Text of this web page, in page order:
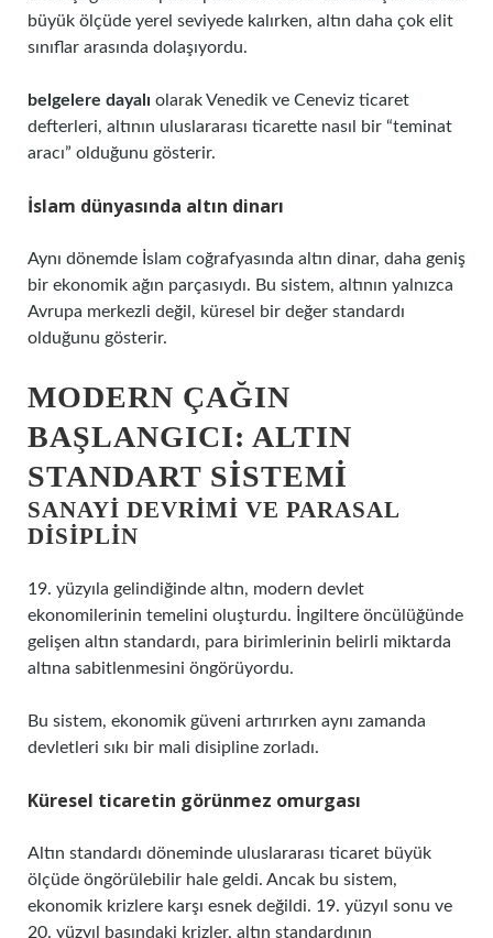
büyük ölçüde yerel seviyede kalırken, altın daha çok elit
sınıflar arasında dolaşıyordu.
belgelere dayalı olarak Venedik ve Ceneviz ticaret
defterleri, altının uluslararası ticarette nasıl bir “teminat
aracı” olduğunu gösterir.
İslam dünyasında altın dinarı
Aynı dönemde İslam coğrafyasında altın dinar, daha geniş
bir ekonomik ağın parçasıydı. Bu sistem, altının yalnızca
Avrupa merkezli değil, küresel bir değer standardı
olduğunu gösterir.
MODERN ÇAĞIN
BAŞLANGICI: ALTIN
STANDART SISTEMI
SANAYI DEVRIMI VE PARASAL
DISIPLIN
19. yüzyıla gelindiğinde altın, modern devlet
ekonomilerinin temelini oluşturdu. İngiltere öncülüğünde
gelişen altın standardı, para birimlerinin belirli miktarda
altına sabitlenmesini öngörüyordu.
Bu sistem, ekonomik güveni artırırken aynı zamanda
devletleri sıkı bir mali disipline zorladı.
Küresel ticaretin görünmez omurgası
Altın standardı döneminde uluslararası ticaret büyük
ölçüde öngörülebilir hale geldi. Ancak bu sistem,
ekonomik krizlere karşı esnek değildi. 19. yüzyıl sonu ve
20. yüzyıl başındaki krizler, altın standardının